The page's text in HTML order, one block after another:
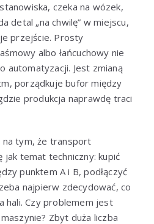
czeka na wózek,
detal „na chwilę” w miejscu,
przejście. Prosty
albo łańcuchowy nie
automatyzacji. Jest zmianą
porządkuje bufor między
produkcja naprawdę traci
na tym, że transport
temat techniczny: kupić
punktem A i B, podłączyć
najpierw zdecydować, co
hali. Czy problemem jest
Zbyt duża liczba